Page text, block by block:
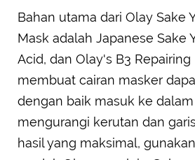
Bahan utama dari Olay Sake
Mask adalah Japanese Sake
Acid, dan Olay's B3 Repairing
membuat cairan masker
dengan baik masuk ke
mengurangi kerutan dan
hasil yang maksimal,